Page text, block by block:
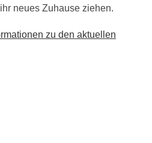
neues Zuhause ziehen.
zu den aktuellen